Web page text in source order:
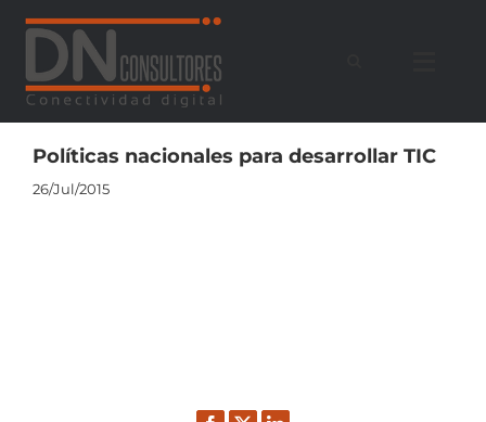
contenido
Políticas nacionales para desarrollar TIC
26/Jul/2015